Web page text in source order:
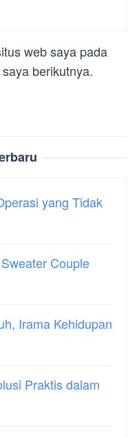
web saya pada
berikutnya.
yang Tidak
Couple
Irama Kehidupan
Praktis dalam